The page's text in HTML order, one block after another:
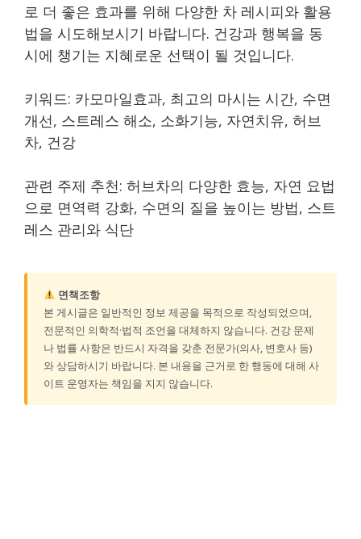
로 더 좋은 효과를 위해 다양한 차 레시피와 활용
법을 시도해보시기 바랍니다. 건강과 행복을 동
시에 챙기는 지혜로운 선택이 될 것입니다.
키워드: 카모마일효과, 최고의 마시는 시간, 수면
개선, 스트레스 해소, 소화기능, 자연치유, 허브
차, 건강
관련 주제 추천: 허브차의 다양한 효능, 자연 요법
으로 면역력 강화, 수면의 질을 높이는 방법, 스트
레스 관리와 식단
면책조항
본 게시글은 일반적인 정보 제공을 목적으로 작성되었으며,
전문적인 의학적·법적 조언을 대체하지 않습니다. 건강 문제
나 법률 사항은 반드시 자격을 갖춘 전문가(의사, 변호사 등)
와 상담하시기 바랍니다. 본 내용을 근거로 한 행동에 대해 사
이트 운영자는 책임을 지지 않습니다.